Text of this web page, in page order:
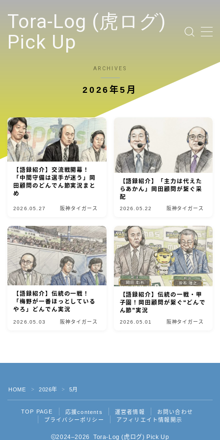
Tora-Log (虎ログ)
Pick Up
2024 Tigers Ticket
応援contents
YouTubeリンク投稿
選手
ARCHIVES
2026年5月
【語録紹介】交流戦開幕！
「中間守備は選手が迷う」岡
田顧問のどんでん節実況まと
め
2026.05.27 阪神タイガース
【語録紹介】「主力は代えた
らあかん」岡田顧問が繋ぐ采
配
2026.05.22 阪神タイガース
【語録紹介】伝統の一戦！
「梅野が一番ほっとしている
やろ」どんでん実況
2026.05.03 阪神タイガース
【語録紹介】伝統の一戦・甲
子園！岡田顧問が繋ぐ“どんで
ん節”実況
2026.05.01 阪神タイガース
HOME ＞ 2026年 ＞ 5月
TOP PAGE 応援contents 運営者情報
お問い合わせ
プライバシーポリシー
アフィリエイト情報開示
2024–2026 Tora-Log (虎ログ) Pick Up